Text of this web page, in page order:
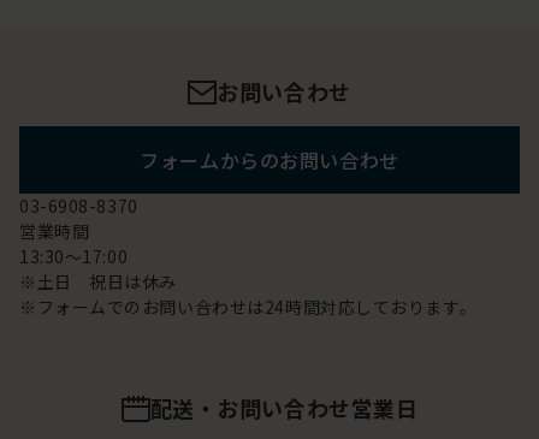
お問い合わせ
フォームからのお問い合わせ
03-6908-8370
営業時間
13:30～17:00
※土日 祝日は休み
※フォームでのお問い合わせは24時間対応しております。
配送・お問い合わせ営業日